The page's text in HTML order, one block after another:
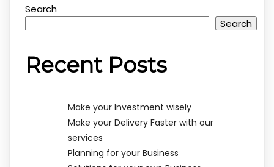
Search
Search
Recent Posts
Make your Investment wisely
Make your Delivery Faster with our
services
Planning for your Business